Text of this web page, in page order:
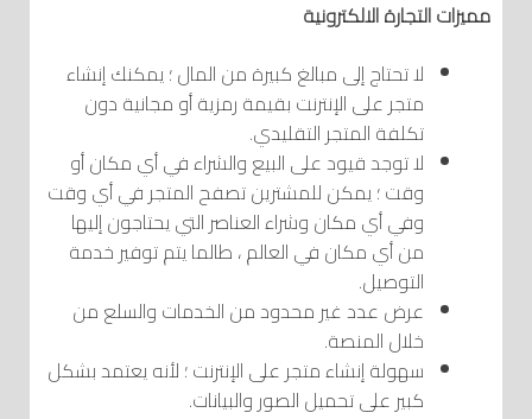
مميزات التجارة الالكترونية
لا تحتاج إلى مبالغ كبيرة من المال ؛ يمكنك إنشاء
متجر على الإنترنت بقيمة رمزية أو مجانية دون
تكلفة المتجر التقليدي.
لا توجد قيود على البيع والشراء في أي مكان أو
وقت ؛ يمكن للمشترين تصفح المتجر في أي وقت
وفي أي مكان وشراء العناصر التي يحتاجون إليها
من أي مكان في العالم ، طالما يتم توفير خدمة
التوصيل.
عرض عدد غير محدود من الخدمات والسلع من
خلال المنصة.
سهولة إنشاء متجر على الإنترنت ؛ لأنه يعتمد بشكل
كبير على تحميل الصور والبيانات.